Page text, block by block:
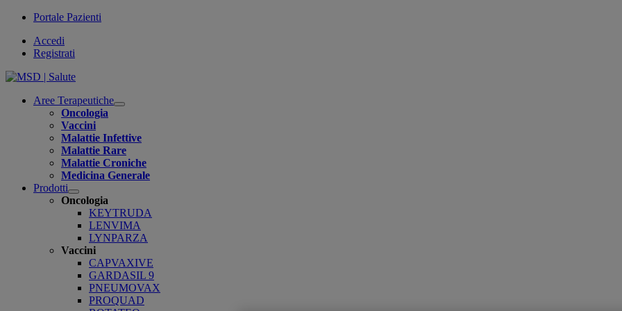
Portale Pazienti
Accedi
Registrati
Aree Terapeutiche
Open
Oncologia
Vaccini
Malattie Infettive
Malattie Rare
Malattie Croniche
Medicina Generale
Prodotti
Open
submenu
Oncologia
KEYTRUDA
LENVIMA
LYNPARZA
Vaccini
CAPVAXIVE
GARDASIL 9
PNEUMOVAX
PROQUAD